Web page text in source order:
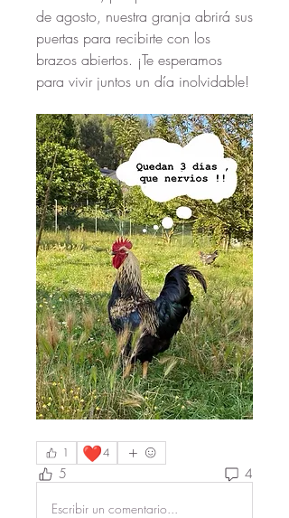
de agosto, nuestra granja abrirá sus
puertas para recibirte con los
brazos abiertos. ¡Te esperamos
para vivir juntos un día inolvidable!
1 ❤️4
5 4
Escribir un comentario...